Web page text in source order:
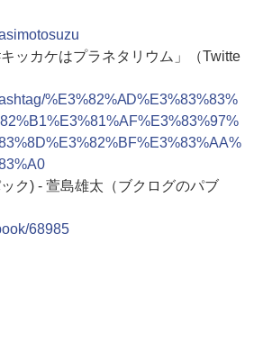
ッカケはプラネタリウム」（Twitte
%E3%82%AD%E3%83%83%
ク) - 萱島雄太（ブクログのパブ
68985